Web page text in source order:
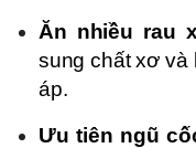
Ăn nhiều rau
sung chất xơ và
áp.
Ưu tiên ngũ